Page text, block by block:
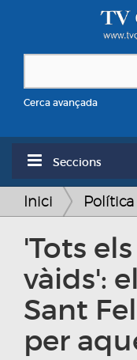
Cerca avançada
Seccions
Inici Política
'Tots
vàids':
Sant
per